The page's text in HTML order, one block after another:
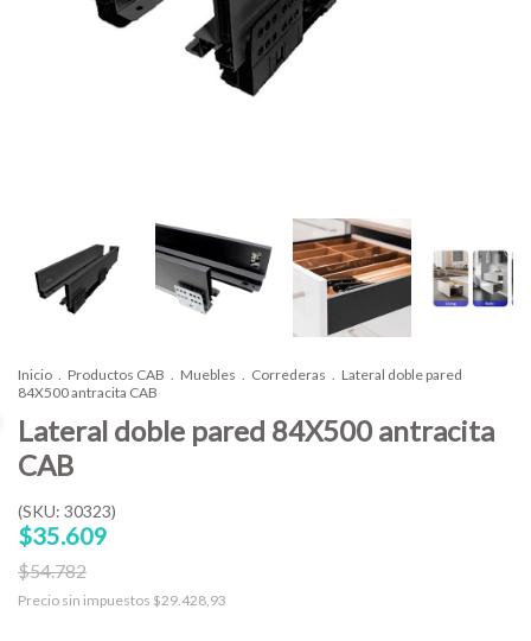
Inicio . Productos CAB . Muebles . Correderas . Lateral doble pared
84X500 antracita CAB
Lateral doble pared 84X500 antracita
CAB
(SKU: 30323)
$35.609
$54.782
Precio sin impuestos $29.428,93